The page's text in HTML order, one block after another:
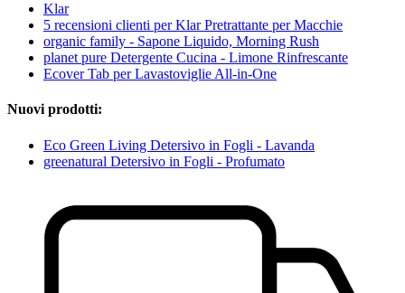
Klar
5 recensioni clienti per Klar Pretrattante per Macchie
organic family - Sapone Liquido, Morning Rush
planet pure Detergente Cucina - Limone Rinfrescante
Ecover Tab per Lavastoviglie All-in-One
Nuovi prodotti:
Eco Green Living Detersivo in Fogli - Lavanda
greenatural Detersivo in Fogli - Profumato